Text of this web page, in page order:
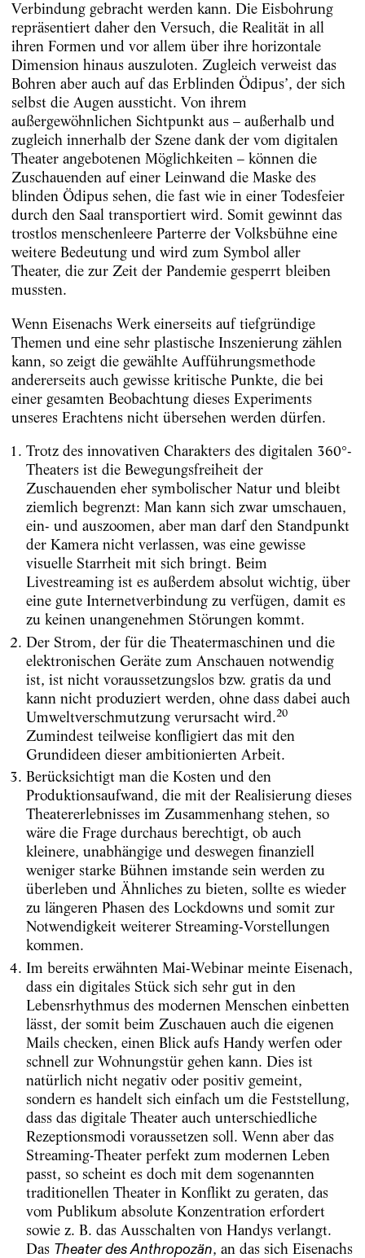
Verbindung gebracht werden kann. Die Eisbohrung
repräsentiert daher den Versuch, die Realität in all
ihren Formen und vor allem über ihre horizontale
Dimension hinaus auszuloten. Zugleich verweist das
Bohren aber auch auf das Erblinden Ödipus’, der sich
selbst die Augen aussticht. Von ihrem
außergewöhnlichen Sichtpunkt aus – außerhalb und
zugleich innerhalb der Szene dank der vom digitalen
Theater angebotenen Möglichkeiten – können die
Zuschauenden auf einer Leinwand die Maske des
blinden Ödipus sehen, die fast wie in einer Todesfeier
durch den Saal transportiert wird. Somit gewinnt das
trostlos menschenleere Parterre der Volksbühne eine
weitere Bedeutung und wird zum Symbol aller
Theater, die zur Zeit der Pandemie gesperrt bleiben
mussten.
Wenn Eisenachs Werk einerseits auf tiefgründige
Themen und eine sehr plastische Inszenierung zählen
kann, so zeigt die gewählte Aufführungsmethode
andererseits auch gewisse kritische Punkte, die bei
einer gesamten Beobachtung dieses Experiments
unseres Erachtens nicht übersehen werden dürfen.
Trotz des innovativen Charakters des digitalen 360°-
Theaters ist die Bewegungsfreiheit der
Zuschauenden eher symbolischer Natur und bleibt
ziemlich begrenzt: Man kann sich zwar umschauen,
ein- und auszoomen, aber man darf den Standpunkt
der Kamera nicht verlassen, was eine gewisse
visuelle Starrheit mit sich bringt. Beim
Livestreaming ist es außerdem absolut wichtig, über
eine gute Internetverbindung zu verfügen, damit es
zu keinen unangenehmen Störungen kommt.
Der Strom, der für die Theatermaschinen und die
elektronischen Geräte zum Anschauen notwendig
ist, ist nicht voraussetzungslos bzw. gratis da und
kann nicht produziert werden, ohne dass dabei auch
Umweltverschmutzung verursacht wird.20
Zumindest teilweise konfligiert das mit den
Grundideen dieser ambitionierten Arbeit.
Berücksichtigt man die Kosten und den
Produktionsaufwand, die mit der Realisierung dieses
Theatererlebnisses im Zusammenhang stehen, so
wäre die Frage durchaus berechtigt, ob auch
kleinere, unabhängige und deswegen finanziell
weniger starke Bühnen imstande sein werden zu
überleben und Ähnliches zu bieten, sollte es wieder
zu längeren Phasen des Lockdowns und somit zur
Notwendigkeit weiterer Streaming-Vorstellungen
kommen.
Im bereits erwähnten Mai-Webinar meinte Eisenach,
dass ein digitales Stück sich sehr gut in den
Lebensrhythmus des modernen Menschen einbetten
lässt, der somit beim Zuschauen auch die eigenen
Mails checken, einen Blick aufs Handy werfen oder
schnell zur Wohnungstür gehen kann. Dies ist
natürlich nicht negativ oder positiv gemeint,
sondern es handelt sich einfach um die Feststellung,
dass das digitale Theater auch unterschiedliche
Rezeptionsmodi voraussetzen soll. Wenn aber das
Streaming-Theater perfekt zum modernen Leben
passt, so scheint es doch mit dem sogenannten
traditionellen Theater in Konflikt zu geraten, das
vom Publikum absolute Konzentration erfordert
sowie z. B. das Ausschalten von Handys verlangt.
Das Theater des Anthropozän, an das sich Eisenachs